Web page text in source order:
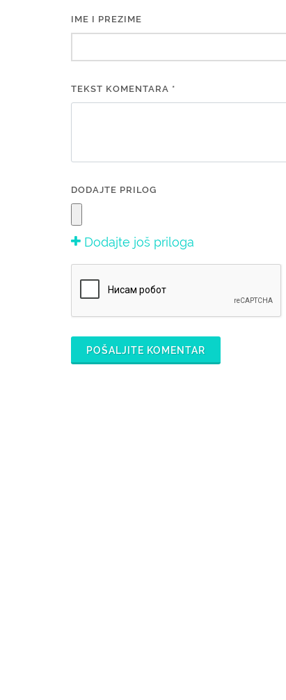
IME I PREZIME
TEKST KOMENTARA *
DODAJTE PRILOG
Dodajte još priloga
POŠALJITE KOMENTAR